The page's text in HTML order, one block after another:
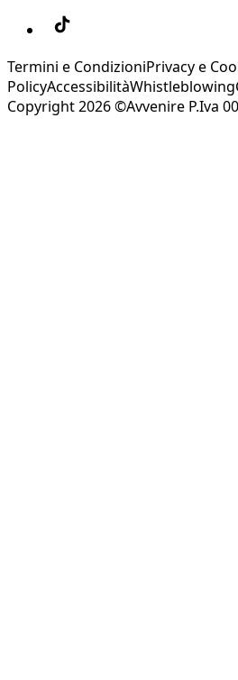
Termini e CondizioniPrivacy e
PolicyAccessibilitàWhistleblowing
Copyright 2026 ©Avvenire P.Iva